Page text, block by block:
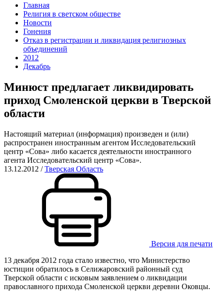
Главная
Религия в светском обществе
Новости
Гонения
Отказ в регистрации и ликвидация религиозных
объединений
2012
Декабрь
Минюст предлагает ликвидировать
приход Смоленской церкви в Тверской
области
Настоящий материал (информация) произведен и (или)
распространен иностранным агентом Исследовательский
центр «Сова» либо касается деятельности иностранного
агента Исследовательский центр «Сова».
13.12.2012 /Тверская Область
Версия для печати
13 декабря 2012 года стало известно, что Министерство
юстиции обратилось в Селижаровский районный суд
Тверской области с исковым заявлением о ликвидации
православного прихода Смоленской церкви деревни Оковцы.